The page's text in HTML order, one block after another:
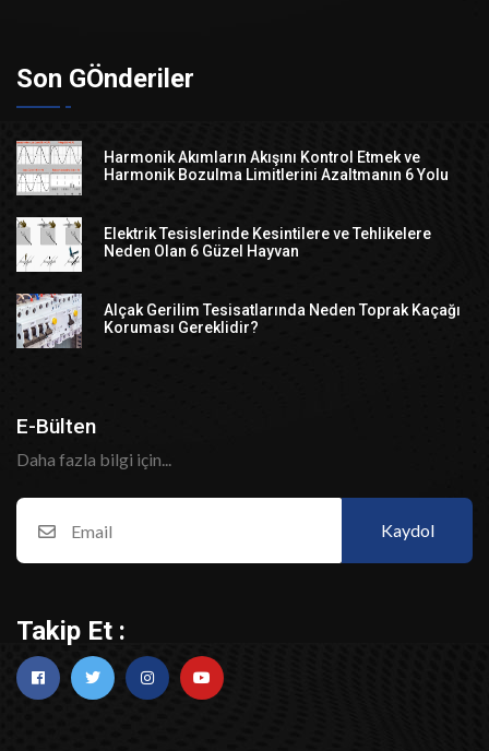
Son GÖnderiler
Harmonik Akımların Akışını Kontrol Etmek ve
Harmonik Bozulma Limitlerini Azaltmanın 6 Yolu
Elektrik Tesislerinde Kesintilere ve Tehlikelere
Neden Olan 6 Güzel Hayvan
Alçak Gerilim Tesisatlarında Neden Toprak Kaçağı
Koruması Gereklidir?
E-Bülten
Daha fazla bilgi için...
Kaydol
Takip Et :